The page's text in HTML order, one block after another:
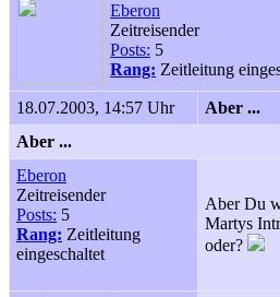
Eberon
Zeitreisender
Posts: 5
Rang: Zeitleitung
18.07.2003, 14:57 Uhr
Aber ...
Aber ...
Eberon
Zeitreisender
Posts: 5
Rang: Zeitleitung
eingeschaltet
Aber Du
Martys
oder?